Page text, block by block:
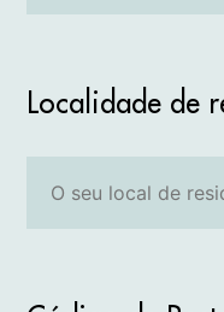
Localidade de